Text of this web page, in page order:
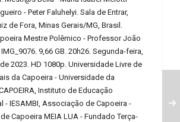
- Peter Faluhelyi. Sala de Entrar,
de Fora, Minas Gerais/MG, Brasil.
Mestre Polêmico - Professor João
9,66 GB. 20h26. Segunda-feira,
2023. HD 1080p. Universidade Livre de
da Capoeira - Universidade da
Instituto de Educação
- IESAMBI, Associação de Capoeira -
Capoeira MEIA LUA - Fundado Terça-